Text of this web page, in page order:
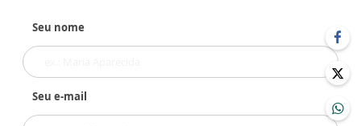
Seu nome
Seu e-mail